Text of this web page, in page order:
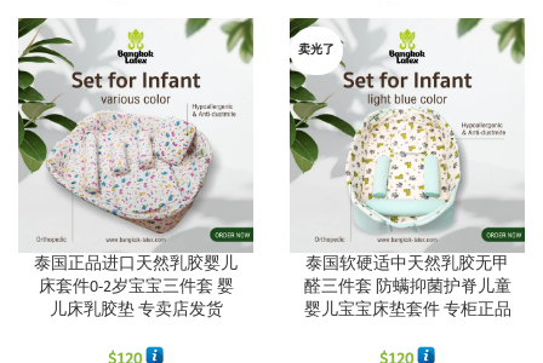
泰国正品进口天然乳胶婴儿
床套件0-2岁宝宝三件套 婴
儿床乳胶垫 专卖店发货
卖光了
泰国软硬适中天然乳胶无甲
醛三件套 防螨抑菌护脊儿童
婴儿宝宝床垫套件 专柜正品